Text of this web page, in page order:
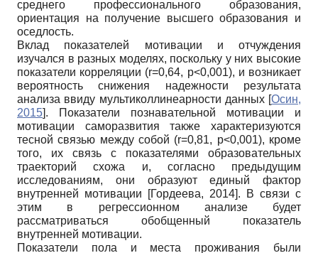
среднего профессионального образования,
ориентация на получение высшего образования и
оседлость.
Вклад показателей мотивации и отчуждения
изучался в разных моделях, поскольку у них высокие
показатели корреляции (r=0,64, p<0,001), и возникает
вероятность снижения надежности результата
анализа ввиду мультиколлинеарности данных [Осин,
2015]. Показатели познавательной мотивации и
мотивации саморазвития также характеризуются
тесной связью между собой (r=0,81, p<0,001), кроме
того, их связь с показателями образовательных
траекторий схожа и, согласно предыдущим
исследованиям, они образуют единый фактор
внутренней мотивации
[Гордеева, 2014]. В связи с
этим в регрессионном анализе будет
рассматриваться обобщенный показатель
внутренней мотивации.
Показатели пола и места проживания были